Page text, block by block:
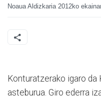
Noaua Aldizkaria 2012ko
Konturatzerako igaro da
asteburua. Giro ederra